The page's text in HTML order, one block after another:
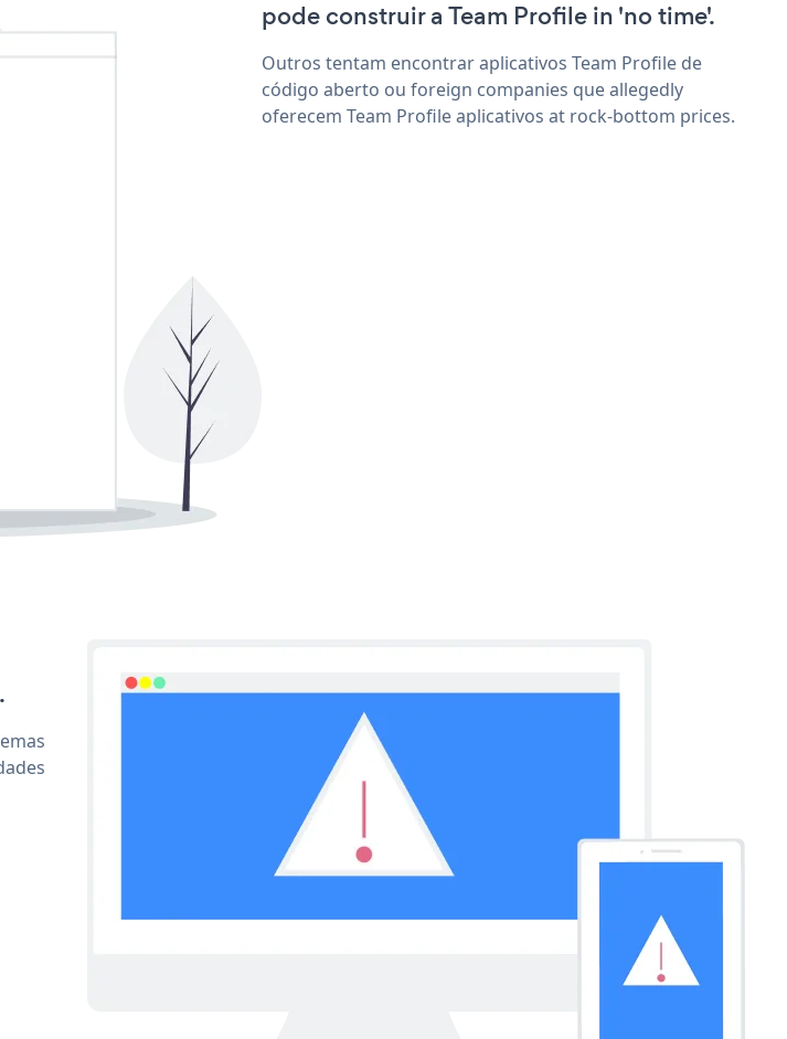
pode construir a Team Profile in 'no time'.
Outros tentam encontrar aplicativos Team Profile de
código aberto ou foreign companies que allegedly
oferecem Team Profile aplicativos at rock-bottom prices.